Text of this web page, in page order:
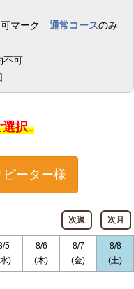
通常コースのみ
不可
択↓
ピーター様
次週 次月
5
)
8/6
(木)
8/7
(金)
8/8
(土)